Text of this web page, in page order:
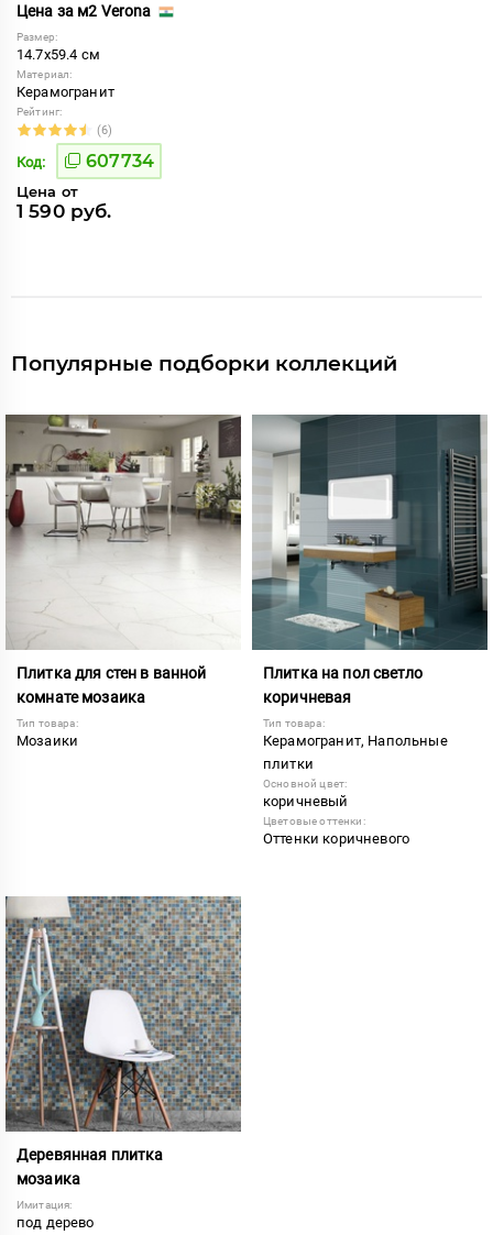
Цена за м2 Verona
Размер:
14.7x59.4 см
Материал:
Керамогранит
Рейтинг:
(6)
Код: 607734
Цена от
1 590 руб.
Популярные подборки коллекций
Плитка для стен в ванной
комнате мозаика
Тип товара:
Мозаики
Плитка на пол светло
коричневая
Тип товара:
Керамогранит, Напольные
плитки
Основной цвет:
коричневый
Цветовые оттенки:
Оттенки коричневого
Деревянная плитка
мозаика
Имитация:
под дерево